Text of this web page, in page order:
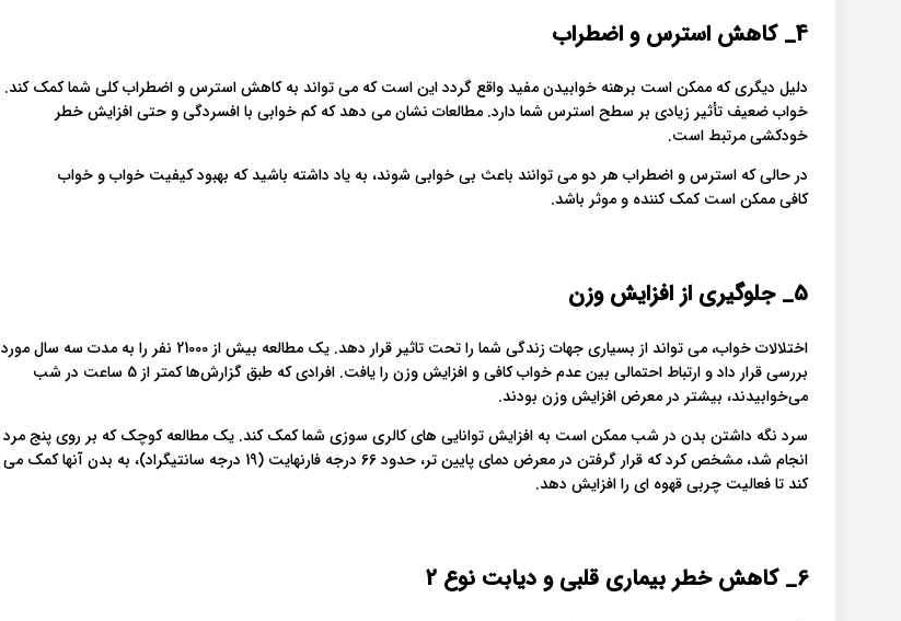
4_ کاهش استرس و اضطراب
دلیل دیگری که ممکن است برهنه خوابیدن مفید واقع گردد این است که می تواند به کاهش استرس و اضطراب کلی شما کمک کند.
خواب ضعیف تأثیر زیادی بر سطح استرس شما دارد. مطالعات نشان می دهد که کم خوابی با افسردگی و حتی افزایش خطر
خودکشی مرتبط است.
در حالی که استرس و اضطراب هر دو می توانند باعث بی خوابی شوند، به یاد داشته باشید که بهبود کیفیت خواب و خواب
کافی ممکن است کمک کننده و موثر باشد.
5_ جلوگیری از افزایش وزن
اختلالات خواب، می تواند از بسیاری جهات زندگی شما را تحت تاثیر قرار دهد. یک مطالعه بیش از 21000 نفر را به مدت سه سال مورد
بررسی قرار داد و ارتباط احتمالی بین عدم خواب کافی و افزایش وزن را یافت. افرادی که طبق گزارش‌ها کمتر از 5 ساعت در شب
می‌خوابیدند، بیشتر در معرض افزایش وزن بودند.
سرد نگه داشتن بدن در شب ممکن است به افزایش توانایی های کالری سوزی شما کمک کند. یک مطالعه کوچک که بر روی پنج مرد
انجام شد، مشخص کرد که قرار گرفتن در معرض دمای پایین تر، حدود 66 درجه فارنهایت (19 درجه سانتیگراد)، به بدن آنها کمک می
کند تا فعالیت چربی قهوه ای را افزایش دهد.
6_ کاهش خطر بیماری قلبی و دیابت نوع 2